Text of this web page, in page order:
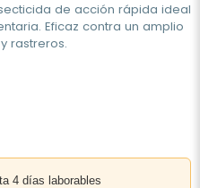
de acción rápida ideal
Eficaz contra un amplio
rastreros.
4 días laborables